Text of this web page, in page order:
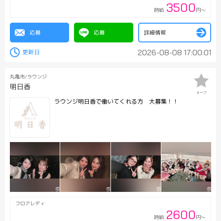
時給 3500 円～
応募 応募 詳細情報
2026-08-08 17:00:01
丸亀市/ラウンジ
明日香
キープ
ラウンジ明日香で働いてくれる方 大募集！！
フロアレディ
時給 2600 円～